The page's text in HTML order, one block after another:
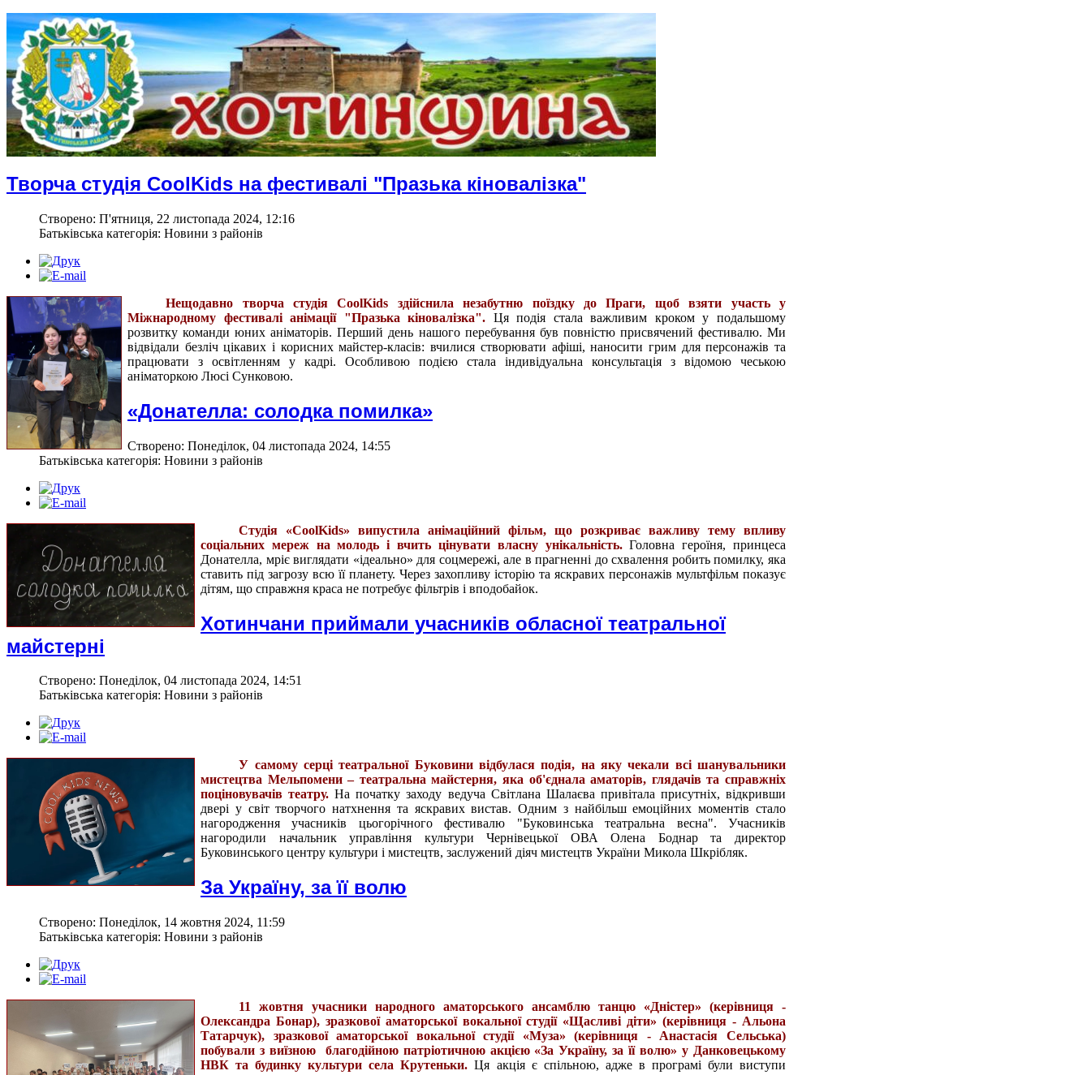
Творча студія CoolKids на фестивалі "Празька кіновалізка"
Створено: П'ятниця, 22 листопада 2024, 12:16
Батьківська категорія: Новини з районів
Нещодавно творча студія CoolKids здійснила незабутню поїздку до Праги, щоб взяти участь у
Міжнародному фестивалі анімації "Празька кіновалізка". Ця подія стала важливим кроком у подальшому
розвитку команди юних аніматорів. Перший день нашого перебування був повністю присвячений фестивалю. Ми
відвідали безліч цікавих і корисних майстер-класів: вчилися створювати афіші, наносити грим для персонажів та
працювати з освітленням у кадрі. Особливою подією стала індивідуальна консультація з відомою чеською
аніматоркою Люсі Сунковою.
«Донателла: солодка помилка»
Створено: Понеділок, 04 листопада 2024, 14:55
Батьківська категорія: Новини з районів
Студія «CoolKids» випустила анімаційний фільм, що розкриває важливу тему впливу
соціальних мереж на молодь і вчить цінувати власну унікальність.Головна героїня, принцеса
Донателла, мріє виглядати «ідеально» для соцмережі, але в прагненні до схвалення робить помилку, яка
ставить під загрозу всю її планету. Через захопливу історію та яскравих персонажів мультфільм показує
дітям, що справжня краса не потребує фільтрів і вподобайок.
Хотинчани приймали учасників обласної театральної
майстерні
Створено: Понеділок, 04 листопада 2024, 14:51
Батьківська категорія: Новини з районів
У самому серці театральної Буковини відбулася подія, на яку чекали всі шанувальники
мистецтва Мельпомени – театральна майстерня, яка об'єднала аматорів, глядачів та справжніх
поціновувачів театру. На початку заходу ведуча Світлана Шалаєва привітала присутніх, відкривши
двері у світ творчого натхнення та яскравих вистав. Одним з найбільш емоційних моментів стало
нагородження учасників цьогорічного фестивалю "Буковинська театральна весна". Учасників
нагородили начальник управління культури Чернівецької ОВА Олена Боднар та директор
Буковинського центру культури і мистецтв, заслужений діяч мистецтв України Микола Шкрібляк.
За Україну, за її волю
Створено: Понеділок, 14 жовтня 2024, 11:59
Батьківська категорія: Новини з районів
11 жовтня учасники народного аматорського ансамблю танцю «Дністер» (керівниця -
Олександра Бонар), зразкової аматорської вокальної студії «Щасливі діти» (керівниця - Альона
Татарчук), зразкової аматорської вокальної студії «Муза» (керівниця - Анастасія Сельська)
побували з виїзною благодійною патріотичною акцією «За Україну, за її волю» у Данковецькому
НВК та будинку культури села Крутеньки. Ця акція є спільною, адже в програмі були виступи